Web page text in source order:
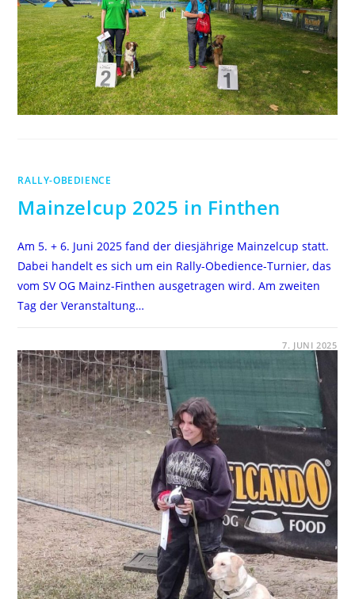
RALLY-OBEDIENCE
Mainzelcup 2025 in Finthen
Am 5. + 6. Juni 2025 fand der diesjährige Mainzelcup statt.
Dabei handelt es sich um ein Rally-Obedience-Turnier, das
vom SV OG Mainz-Finthen ausgetragen wird. Am zweiten
Tag der Veranstaltung…
MAINZELCUP
2025
IN
FINTHEN
7. JUNI 2025